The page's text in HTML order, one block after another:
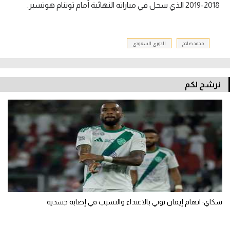
2018-2019 الذي سجل في مباراته النهائية أمام توتنام هوتسبر.
محمد صلاح الدوري السعودي
نرشح لكم
سكاي: اتهام إيفان توني بالاعتداء والتسبب في إصابة جسدية